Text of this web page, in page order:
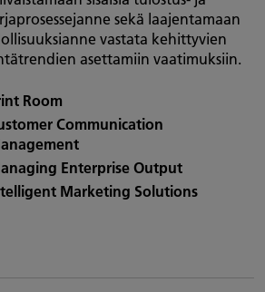
sekä laajentamaan
vastata kehittyvien
asettamiin vaatimuksiin.
Room
Communication
Enterprise Output
Marketing Solutions